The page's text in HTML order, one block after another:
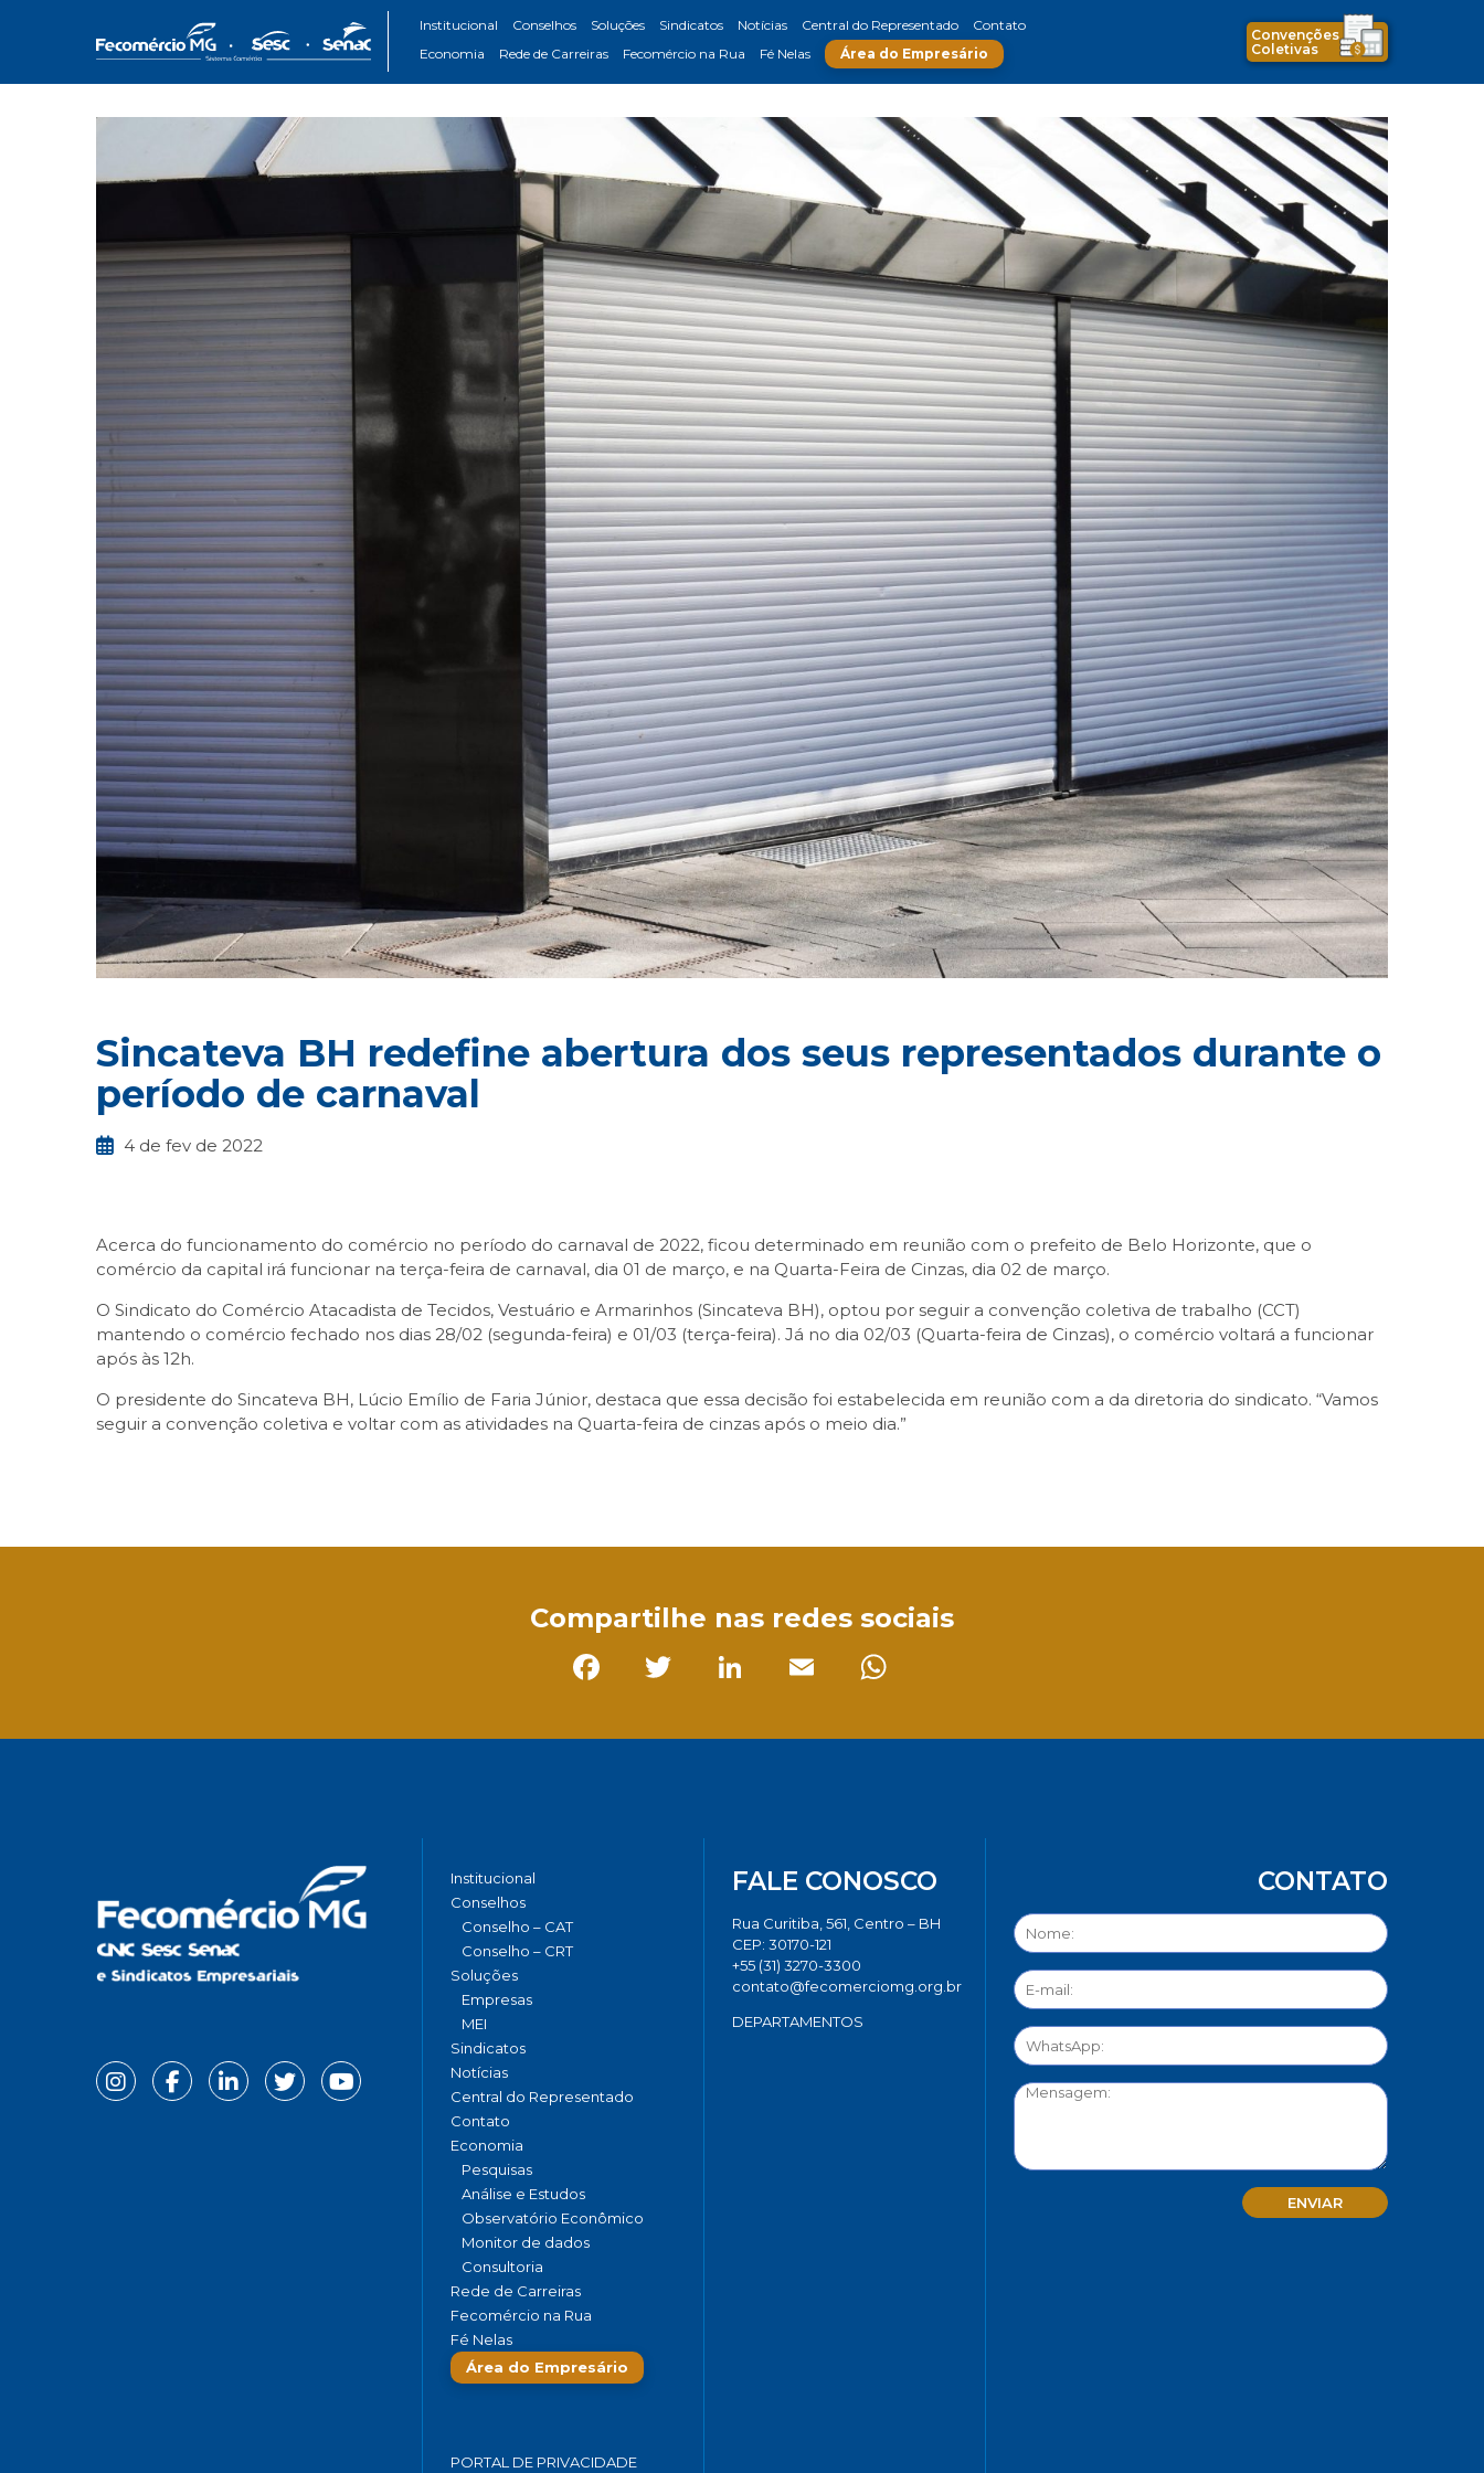
Institucional Conselhos Soluções Sindicatos Notícias Central do Representado
Contato
Economia
Rede de Carreiras Fecomércio na Rua Fé Nelas Área do Empresário
Convenções
Coletivas
Sincateva BH redefine abertura dos seus representados durante o
período de carnaval
4 de fev de 2022
Acerca do funcionamento do comércio no período do carnaval de 2022, ficou determinado em reunião com o prefeito de Belo Horizonte, que o
comércio da capital irá funcionar na terça-feira de carnaval, dia 01 de março, e na Quarta-Feira de Cinzas, dia 02 de março.
O Sindicato do Comércio Atacadista de Tecidos, Vestuário e Armarinhos (Sincateva BH), optou por seguir a convenção coletiva de trabalho (CCT)
mantendo o comércio fechado nos dias 28/02 (segunda-feira) e 01/03 (terça-feira). Já no dia 02/03 (Quarta-feira de Cinzas), o comércio voltará a funcionar
após às 12h.
O presidente do Sincateva BH, Lúcio Emílio de Faria Júnior, destaca que essa decisão foi estabelecida em reunião com a da diretoria do sindicato. “Vamos
seguir a convenção coletiva e voltar com as atividades na Quarta-feira de cinzas após o meio dia.”
Compartilhe nas redes sociais
Institucional
Conselhos
Conselho – CAT
Conselho – CRT
Soluções
Empresas
MEI
Sindicatos
Notícias
Central do Representado
Contato
Economia
Pesquisas
Análise e Estudos
Observatório Econômico
Monitor de dados
Consultoria
Rede de Carreiras
Fecomércio na Rua
Fé Nelas
Área do Empresário
PORTAL DE PRIVACIDADE
FALE CONOSCO
Rua Curitiba, 561, Centro – BH
CEP: 30170-121
+55 (31) 3270-3300
contato@fecomerciomg.org.br
DEPARTAMENTOS
CONTATO